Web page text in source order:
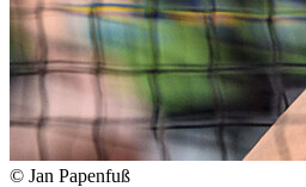
© Jan Papenfuß